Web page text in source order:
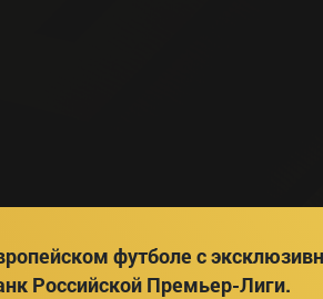
футболе с
Российской Премьер-Лиги.